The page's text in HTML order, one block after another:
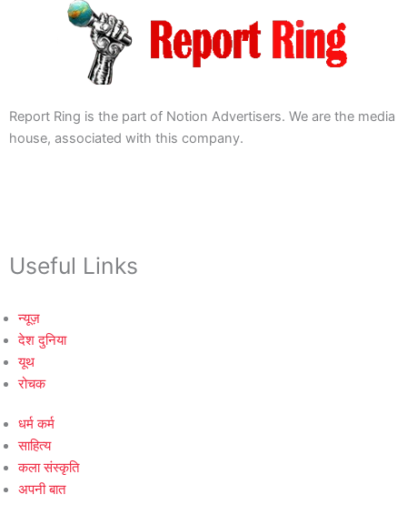
Report Ring is the part of Notion Advertisers. We are the media
house, associated with this company.
Useful Links
न्यूज़
देश दुनिया
यूथ
रोचक
धर्म कर्म
साहित्य
कला संस्कृति
अपनी बात